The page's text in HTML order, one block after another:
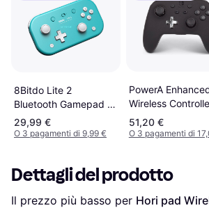
8Bitdo Lite 2
Bluetooth Gamepad -
Turquoise
29,99 €
O 3 pagamenti di 9,99 €
PowerA
Wireless
(Nintendo Switch)
Black
51,20 €
O 3 pagamenti di
Dettagli del prodotto
Il prezzo più basso per Hori pad